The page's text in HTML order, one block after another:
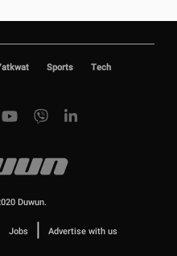
Sports Tech
Duwun.
Jobs | Advertise with us